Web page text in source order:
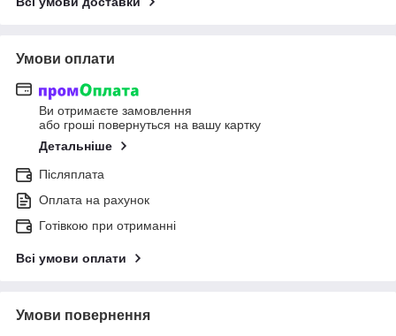
Умови оплати
Ви отримаєте замовлення
або гроші повернуться на вашу картку
Детальніше
Післяплата
Оплата на рахунок
Готівкою при отриманні
Всі умови оплати
Умови повернення